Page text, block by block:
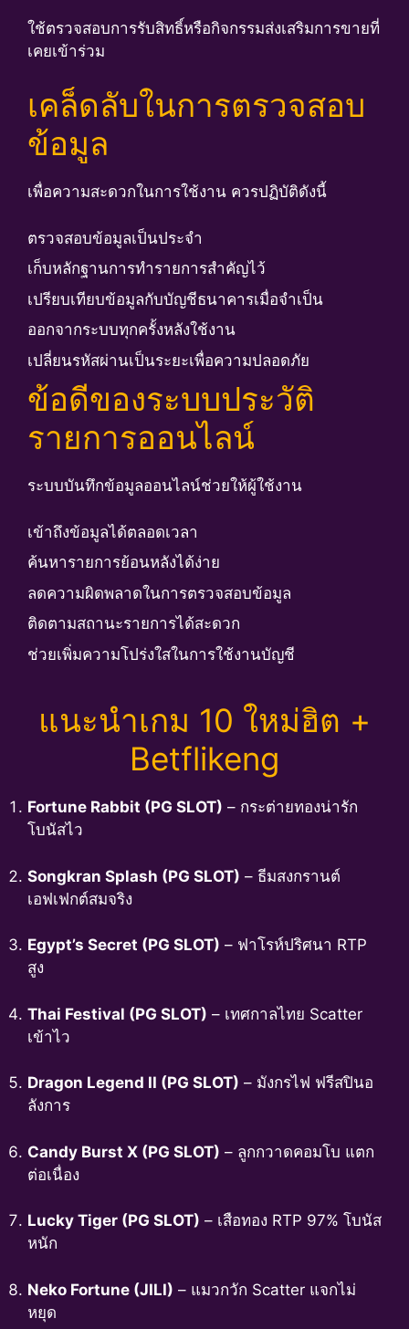
ใช้ตรวจสอบการรับสิทธิ์หรือกิจกรรมส่งเสริมการขายที่
เคยเข้าร่วม
เคล็ดลับในการตรวจสอบ
ข้อมูล
เพื่อความสะดวกในการใช้งาน ควรปฏิบัติดังนี้
ตรวจสอบข้อมูลเป็นประจำ
เก็บหลักฐานการทำรายการสำคัญไว้
เปรียบเทียบข้อมูลกับบัญชีธนาคารเมื่อจำเป็น
ออกจากระบบทุกครั้งหลังใช้งาน
เปลี่ยนรหัสผ่านเป็นระยะเพื่อความปลอดภัย
ข้อดีของระบบประวัติ
รายการออนไลน์
ระบบบันทึกข้อมูลออนไลน์ช่วยให้ผู้ใช้งาน
เข้าถึงข้อมูลได้ตลอดเวลา
ค้นหารายการย้อนหลังได้ง่าย
ลดความผิดพลาดในการตรวจสอบข้อมูล
ติดตามสถานะรายการได้สะดวก
ช่วยเพิ่มความโปร่งใสในการใช้งานบัญชี
แนะนำเกม 10 ใหม่ฮิต +
Betflikeng
Fortune Rabbit (PG SLOT) – กระต่ายทองน่ารัก
โบนัสไว
Songkran Splash (PG SLOT) – ธีมสงกรานต์
เอฟเฟกต์สมจริง
Egypt’s Secret (PG SLOT) – ฟาโรห์ปริศนา RTP
สูง
Thai Festival (PG SLOT) – เทศกาลไทย Scatter
เข้าไว
Dragon Legend II (PG SLOT) – มังกรไฟ ฟรีสปินอ
ลังการ
Candy Burst X (PG SLOT) – ลูกกวาดคอมโบ แตก
ต่อเนื่อง
Lucky Tiger (PG SLOT) – เสือทอง RTP 97% โบนัส
หนัก
Neko Fortune (JILI) – แมวกวัก Scatter แจกไม่
หยุด